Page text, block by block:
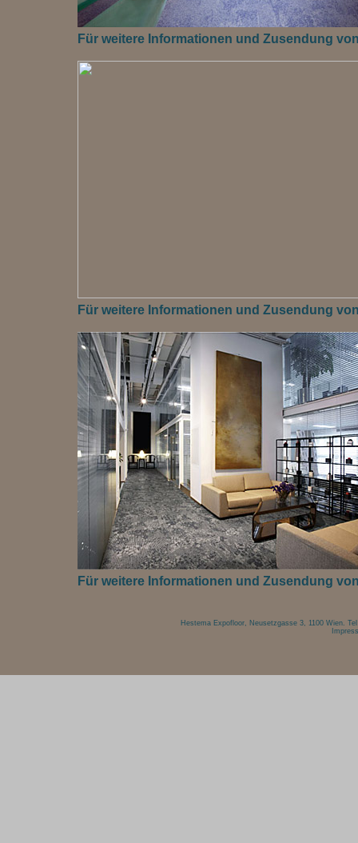
Für weitere Informationen und Zusendung
Für weitere Informationen und Zusendung
Für weitere Informationen und Zusendung
Hestema Expofloor, Neusetzgasse 3, 1100 Wien.